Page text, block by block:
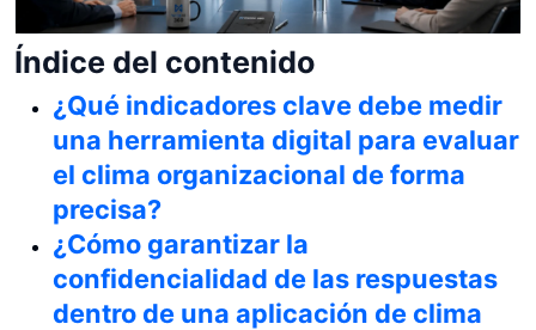
Índice del contenido
¿Qué indicadores clave debe medir
una herramienta digital para evaluar
el clima organizacional de forma
precisa?
¿Cómo garantizar la
confidencialidad de las respuestas
dentro de una aplicación de clima